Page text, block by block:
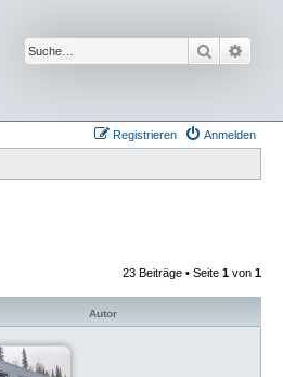
Suche
Anmelden
Registrieren
23 Beiträge • Seite 1 von 1
Autor